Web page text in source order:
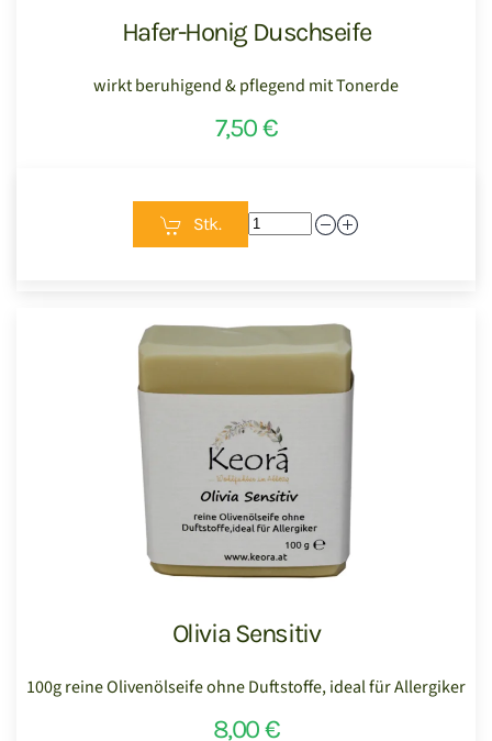
Hafer-Honig Duschseife
wirkt beruhigend & pflegend mit Tonerde
7,50 €
Stk.
Olivia Sensitiv
100g reine Olivenölseife ohne Duftstoffe, ideal für Allergiker
8,00 €